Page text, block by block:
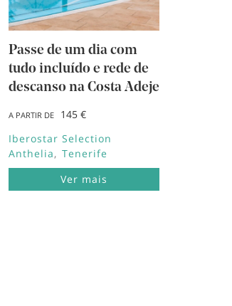
Passe de um dia com
tudo incluído e rede de
descanso na Costa Adeje
A PARTIR DE
145 €
Iberostar Selection
Anthelia
Tenerife
Ver mais